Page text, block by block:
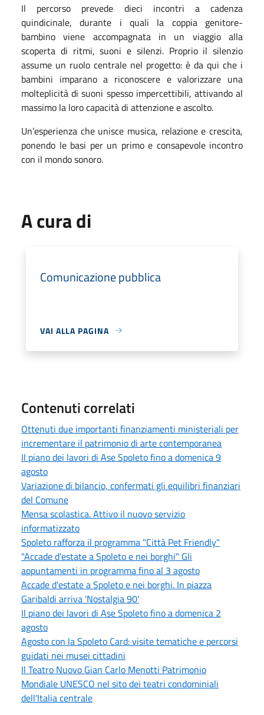
Il percorso prevede dieci incontri a cadenza
quindicinale, durante i quali la coppia genitore-
bambino viene accompagnata in un viaggio alla
scoperta di ritmi, suoni e silenzi. Proprio il silenzio
assume un ruolo centrale nel progetto: è da qui che i
bambini imparano a riconoscere e valorizzare una
molteplicità di suoni spesso impercettibili, attivando al
massimo la loro capacità di attenzione e ascolto.
Un’esperienza che unisce musica, relazione e crescita,
ponendo le basi per un primo e consapevole incontro
con il mondo sonoro.
A cura di
Comunicazione pubblica
VAI ALLA PAGINA
Contenuti correlati
Ottenuti due importanti finanziamenti ministeriali per
incrementare il patrimonio di arte contemporanea
Il piano dei lavori di Ase Spoleto fino a domenica 9
agosto
Variazione di bilancio, confermati gli equilibri finanziari
del Comune
Mensa scolastica. Attivo il nuovo servizio
informatizzato
Spoleto rafforza il programma "Città Pet Friendly"
"Accade d'estate a Spoleto e nei borghi" Gli
appuntamenti in programma fino al 3 agosto
Accade d'estate a Spoleto e nei borghi. In piazza
Garibaldi arriva 'Nostalgia 90'
Il piano dei lavori di Ase Spoleto fino a domenica 2
agosto
Agosto con la Spoleto Card: visite tematiche e percorsi
guidati nei musei cittadini
Il Teatro Nuovo Gian Carlo Menotti Patrimonio
Mondiale UNESCO nel sito dei teatri condominiali
dell'Italia centrale